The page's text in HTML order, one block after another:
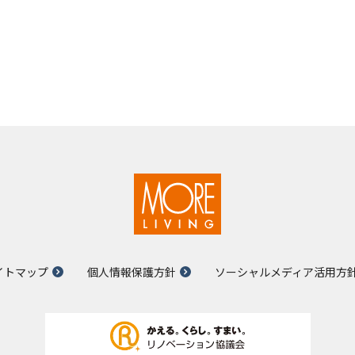
トマップ 個人情報保護方針 ソーシャルメディア活用方